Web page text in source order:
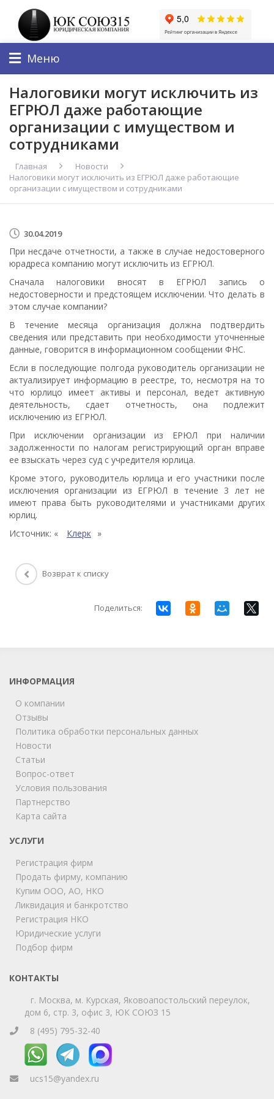
Меню
Налоговики могут исключить из
ЕГРЮЛ даже работающие
организации с имуществом и
сотрудниками
Главная
Новости
Налоговики могут исключить из ЕГРЮЛ даже работающие
организации с имуществом и сотрудниками
30.04.2019
При несдаче отчетности, а также в случае недостоверного
юрадреса компанию могут исключить из ЕГРЮЛ.
Сначала налоговики вносят в ЕГРЮЛ запись о
недостоверности и предстоящем исключении. Что делать в
этом случае компании?
В течение месяца организация должна подтвердить
сведения или представить при необходимости уточненные
данные, говорится в информационном сообщении ФНС.
Если в последующие полгода руководитель организации не
актуализирует информацию в реестре, то, несмотря на то
что юрлицо имеет активы и персонал, ведет активную
деятельность, сдает отчетность, она подлежит
исключению из ЕГРЮЛ.
При исключении организации из ЕРЮЛ при наличии
задолженности по налогам регистрирующий орган вправе
ее взыскать через суд с учредителя юрлица.
Кроме этого, руководитель юрлица и его участники после
исключения организации из ЕГРЮЛ в течение 3 лет не
имеют права быть руководителями и участниками других
юрлиц.
Источник: «
Клерк »
Возврат к списку
Поделиться:
ИНФОРМАЦИЯ
О компании
Отзывы
Политика обработки персональных данных
Новости
Статьи
Вопрос-ответ
Условия пользования
Партнерство
Карта сайта
УСЛУГИ
Регистрация фирм
Продать фирму, компанию
Купим ООО, АО, НКО
Ликвидация и банкротство
Регистрация НКО
Юридические услуги
Подбор фирм
КОНТАКТЫ
г. Москва, м. Курская, Яковоапостольский переулок,
дом 6, стр. 3, офис 3, ЮК СОЮЗ 15
8 (495) 795-32-40
ucs15@yandex.ru
ChatApp
online
Мы на связи!
Позвоните нам или свяжитесь с нами через любой
удобный мессенджер!
Telegram
Телефон